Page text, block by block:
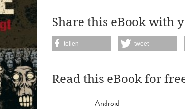
Share this eBook with
teilen tweet
Read this eBook for
Android